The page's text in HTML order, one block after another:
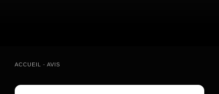
ACCUEIL - AVIS